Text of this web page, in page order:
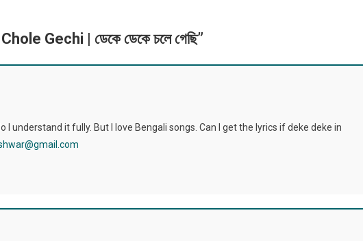
Gechi | ডেকে ডেকে চলে গেছি”
I understand it fully. But I love Bengali songs. Can I get the lyrics if deke deke in